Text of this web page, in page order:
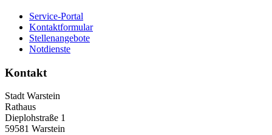
Service-Portal
Kontaktformular
Stellenangebote
Notdienste
Kontakt
Stadt Warstein
Rathaus
Dieplohstraße 1
59581 Warstein